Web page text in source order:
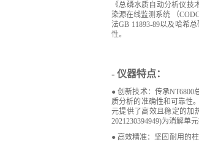
《总磷水质自动分析仪技
染源在线监测系统 （
法GB 11893-89以及哈希
性。
- 仪器特点：
● 创新技术：传承
质分析的准确性和可靠性
元提供了高效且稳定的加
2021230394949)为消解单
● 高效精准：坚固耐用的